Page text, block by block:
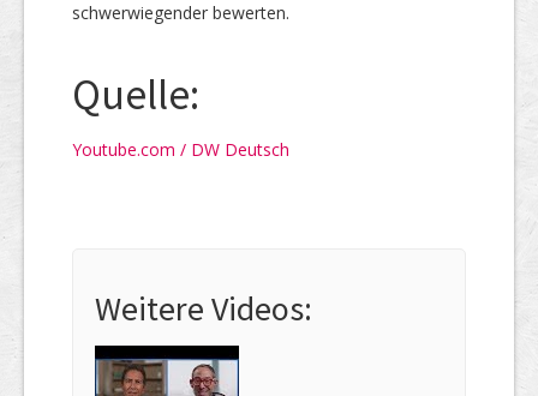
schwerwiegender bewerten.
Quelle:
Youtube.com / DW Deutsch
Weitere Videos: